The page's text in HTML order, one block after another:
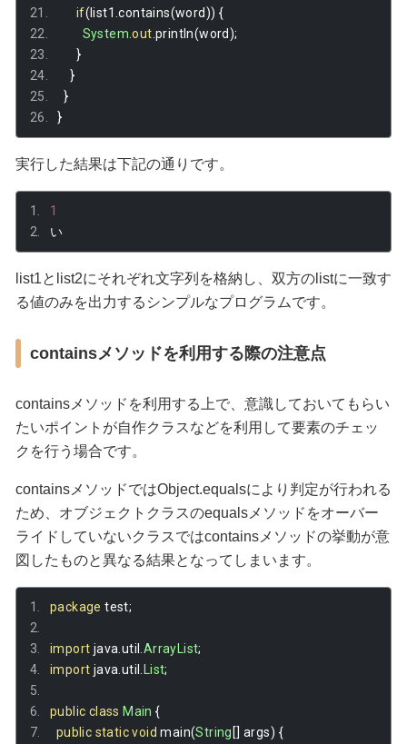
if(list1 .contains(word)) {
System .out .println(word);
}
}
}
}
実行した結果は下記の通りです。
1
い
list1とlist2にそれぞれ文字列を格納し、双方のlistに一致す
る値のみを出力するシンプルなプログラムです。
containsメソッドを利用する際の注意点
containsメソッドを利用する上で、意識しておいてもらい
たいポイントが自作クラスなどを利用して要素のチェッ
クを行う場合です。
containsメソッドではObject.equalsにより判定が行われる
ため、オブジェクトクラスのequalsメソッドをオーバー
ライドしていないクラスではcontainsメソッドの挙動が意
図したものと異なる結果となってしまいます。
package test;
import java util ArrayList;
import java util List;
public class Main {
public static void main(String [] args) {